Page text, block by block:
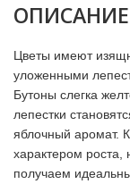
ОПИСАНИЕ
Цветы имеют
уложенными
Бутоны слегка
лепестки
яблочный аромат.
характером роста,
получаем